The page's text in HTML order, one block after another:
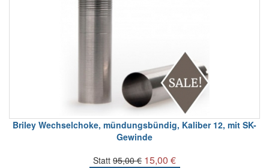
Briley Wechselchoke, mündungsbündig, Kaliber 12, mit SK-
Gewinde
Statt 95,00 € 15,00 €